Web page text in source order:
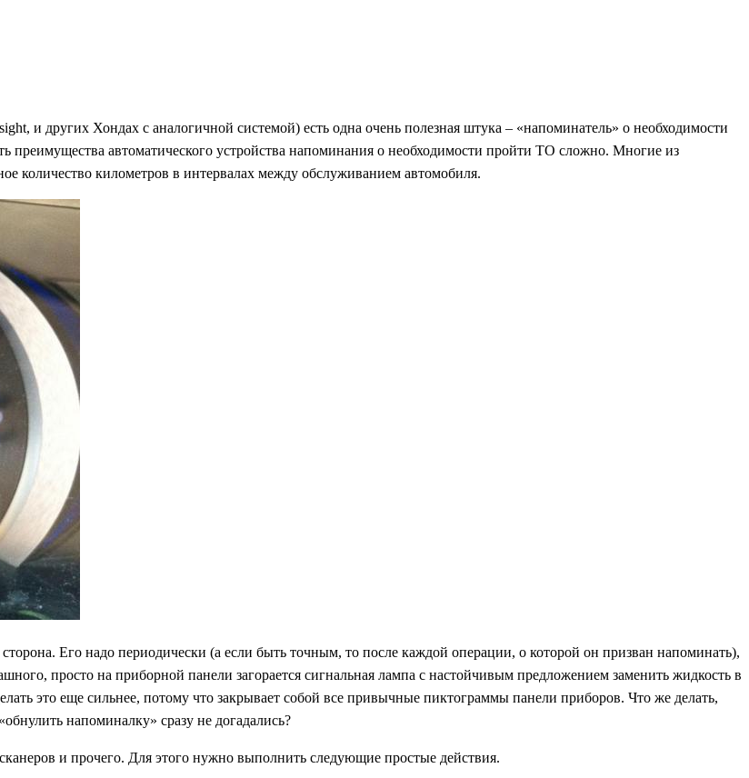
и других Хондах с аналогичной системой) есть одна очень полезная штука – «напоминатель» о необходимости
автоматического устройства напоминания о необходимости пройти ТО сложно. Многие из
количество километров в интервалах между обслуживанием автомобиля.
Его надо периодически (а если быть точным, то после каждой операции, о которой он призван напоминать),
просто на приборной панели загорается сигнальная лампа с настойчивым предложением заменить жидкость в
это еще сильнее, потому что закрывает собой все привычные пиктограммы панели приборов. Что же делать,
напоминалку» сразу не догадались?
и прочего. Для этого нужно выполнить следующие простые действия.